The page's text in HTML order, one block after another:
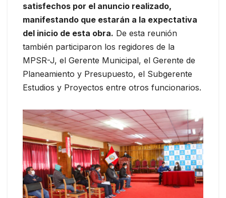
satisfechos por el anuncio realizado,
manifestando que estarán a la expectativa
del inicio de esta obra. De esta reunión
también participaron los regidores de la
MPSR-J, el Gerente Municipal, el Gerente de
Planeamiento y Presupuesto, el Subgerente
Estudios y Proyectos entre otros funcionarios.